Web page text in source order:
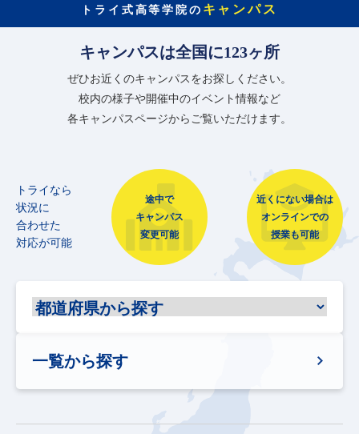
トライ式高等学院の キャンパス
キャンパスは全国に123ヶ所
ぜひお近くのキャンパスをお探しください。
校内の様子や開催中のイベント情報など
各キャンパスページからご覧いただけます。
トライなら
状況に
合わせた
対応が可能
途中で
キャンパス
変更可能
近くにない場合は
オンラインでの
授業も可能
一覧から探す